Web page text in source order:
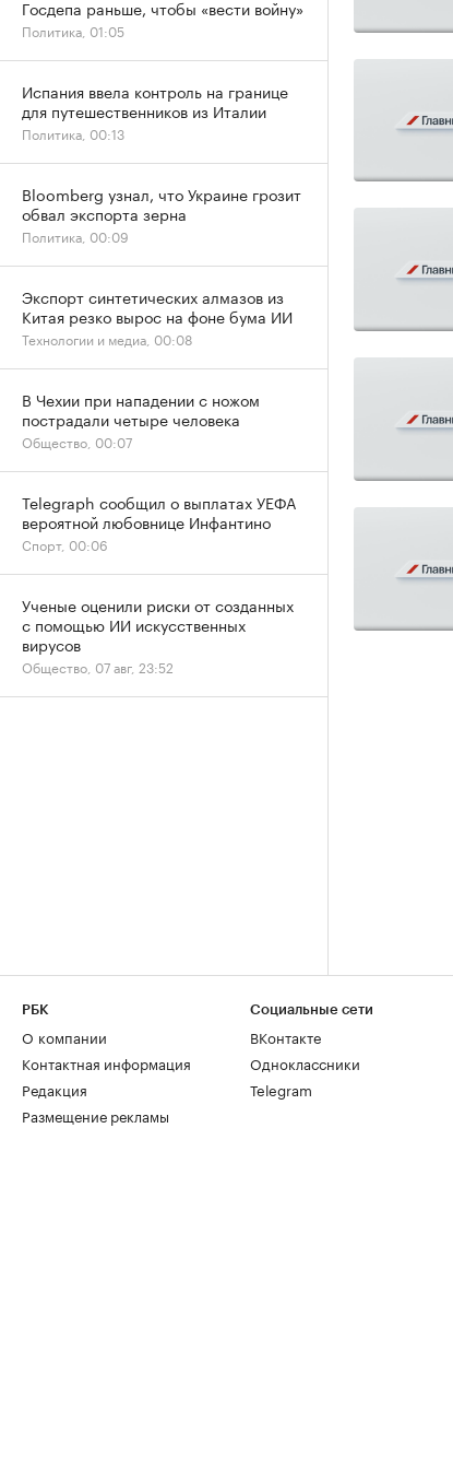
Госдепа раньше, чтобы «вести войну»
Политика, 01:05
Испания ввела контроль на границе
для путешественников из Италии
Политика, 00:13
Bloomberg узнал, что Украине грозит
обвал экспорта зерна
Политика, 00:09
Экспорт синтетических алмазов из
Китая резко вырос на фоне бума ИИ
Технологии и медиа, 00:08
В Чехии при нападении с ножом
пострадали четыре человека
Общество, 00:07
Telegraph сообщил о выплатах УЕФА
вероятной любовнице Инфантино
Спорт, 00:06
Ученые оценили риски от созданных
с помощью ИИ искусственных
вирусов
Общество, 07 авг, 23:52
РБК
О компании
Контактная информация
Редакция
Размещение рекламы
Социальные сети
ВКонтакте
Одноклассники
Telegram